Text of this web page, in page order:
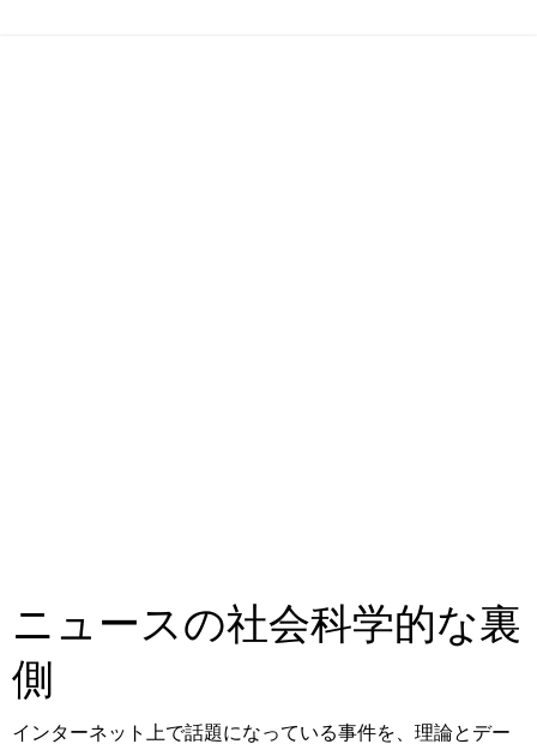
ニュースの社会科学的な裏
側
インターネット上で話題になっている事件を、理論とデー